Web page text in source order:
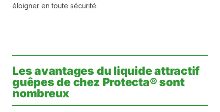
éloigner en toute sécurité.
Les avantages du liquide attractif
guêpes de chez Protecta® sont
nombreux